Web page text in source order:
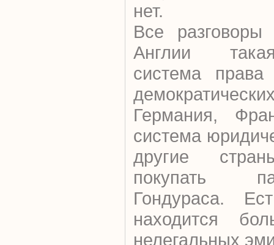
нет.
Все
Англии
система
Германия,
система
другие
покупать
Гондураса.
находится
нелегальных